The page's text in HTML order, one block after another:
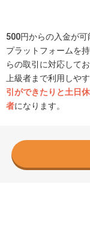
500円からの入金が
プラットフォームを
らの取引に対応して
上級者まで利用しや
引ができたりと土日
者になります。